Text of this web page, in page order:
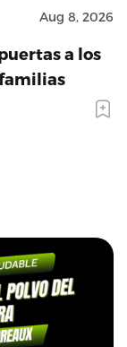
Aug 8, 2026
a los